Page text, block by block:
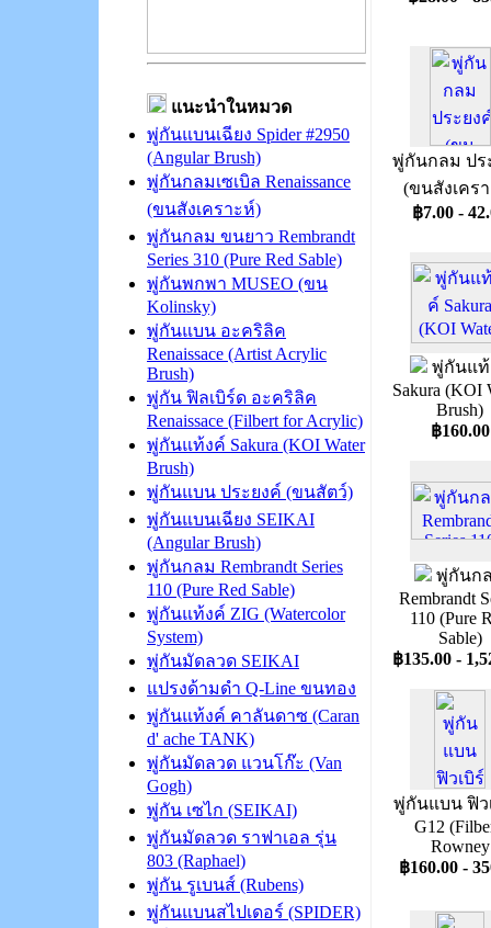
แนะนำในหมวด
พู่กันแบนเฉียง Spider #2950
(Angular Brush)
พู่กันกลมเซเบิล Renaissance
(ขนสังเคราะห์)
พู่กันกลม ขนยาว Rembrandt
Series 310 (Pure Red Sable)
พู่กันพกพา MUSEO (ขน
Kolinsky)
พู่กันแบน อะคริลิค
Renaissace (Artist Acrylic
Brush)
พู่กัน ฟิลเบิร์ด อะคริลิค
Renaissace (Filbert for Acrylic)
พู่กันแท้งค์ Sakura (KOI Water
Brush)
พู่กันแบน ประยงค์ (ขนสัตว์)
พู่กันแบนเฉียง SEIKAI
(Angular Brush)
พู่กันกลม Rembrandt Series
110 (Pure Red Sable)
พู่กันแท้งค์ ZIG (Watercolor
System)
พู่กันมัดลวด SEIKAI
แปรงด้ามดำ Q-Line ขนทอง
พู่กันแท้งค์ คาลันดาซ (Caran
d' ache TANK)
พู่กันมัดลวด แวนโก๊ะ (Van
Gogh)
พู่กัน เซไก (SEIKAI)
พู่กันมัดลวด ราฟาเอล รุ่น
803 (Raphael)
พู่กัน รูเบนส์ (Rubens)
พู่กันแบนสไปเดอร์ (SPIDER)
พู่กันกลม ปร
(ขนสังเคร
฿7.00 -
พู่กันแท้
Sakura (KOI
Brush)
฿160.00
พู่กันก
Rembrandt
110 (Pure
Sable)
฿135.00 -
พู่กันแบน ฟิว
G12
Rowney
฿160.00 -